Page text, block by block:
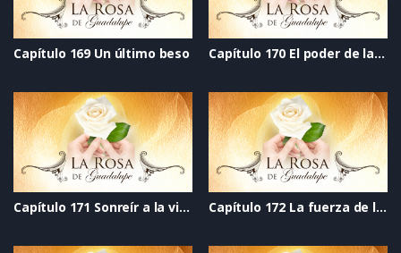
Capítulo 169 Un último beso Capítulo 170 El poder de la imaginación
Capítulo 171 Sonreír a la vida Capítulo 172 La fuerza de la verdad